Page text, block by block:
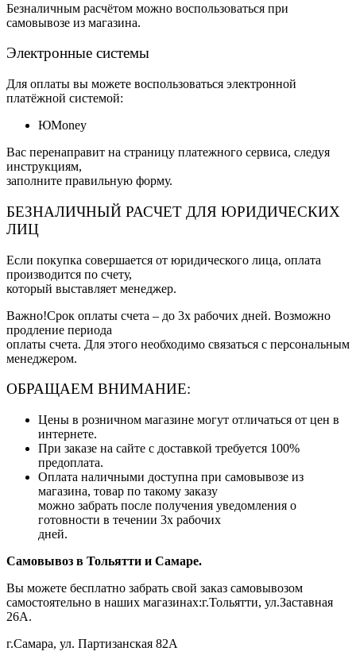
Безналичным расчётом можно воспользоваться при
самовывозе из магазина.
Электронные системы
Для оплаты вы можете воспользоваться электронной
платёжной системой:
ЮMoney
Вас перенаправит на страницу платежного сервиса, следуя
инструкциям,
заполните правильную форму.
БЕЗНАЛИЧНЫЙ РАСЧЕТ ДЛЯ ЮРИДИЧЕСКИХ
ЛИЦ
Если покупка совершается от юридического лица, оплата
производится по счету,
который выставляет менеджер.
Важно!Срок оплаты счета – до 3х рабочих дней. Возможно
продление периода
оплаты счета. Для этого необходимо связаться с персональным
менеджером.
ОБРАЩАЕМ ВНИМАНИЕ:
Цены в розничном магазине могут отличаться от цен в
интернете.
При заказе на сайте с доставкой требуется 100%
предоплата.
Оплата наличными доступна при самовывозе из
магазина, товар по такому заказу
можно забрать после получения уведомления о
готовности в течении 3х рабочих
дней.
Самовывоз в Тольятти и Самаре.
Вы можете бесплатно забрать свой заказ самовывозом
самостоятельно в наших магазинах:г.Тольятти, ул.Заставная
26А.
г.Самара, ул. Партизанская 82А